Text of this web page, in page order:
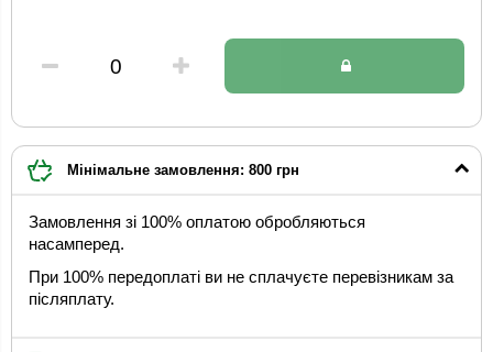
Мінімальне замовлення: 800 грн
Замовлення зі 100% оплатою обробляються
насамперед.
При 100% передоплаті ви не сплачуєте перевізникам за
післяплату.